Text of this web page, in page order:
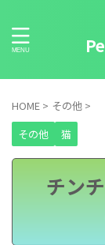
HOME > その他 >
その他
猫
チン